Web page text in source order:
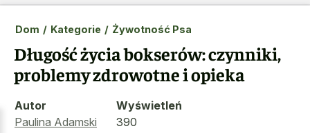
Dom / Kategorie / Żywotność Psa
Długość życia bokserów: czynniki,
problemy zdrowotne i opieka
Autor
Paulina Adamski
Wyświetleń
390